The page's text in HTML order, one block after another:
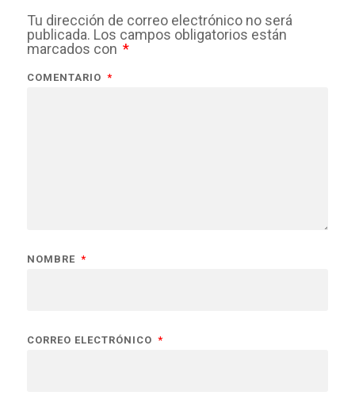
Tu dirección de correo electrónico no será
publicada. Los campos obligatorios están
marcados con *
COMENTARIO *
NOMBRE *
CORREO ELECTRÓNICO *